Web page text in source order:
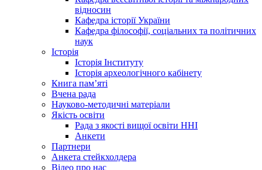
відносин
Кафедра історії України
Кафедра філософії, соціальних та політичних
наук
Історія
Історія Інституту
Історія археологічного кабінету
Книга памʼяті
Вчена рада
Науково-методичні матеріали
Якість освіти
Рада з якості вищої освіти ННІ
Анкети
Партнери
Анкета стейкхолдера
Відео про нас